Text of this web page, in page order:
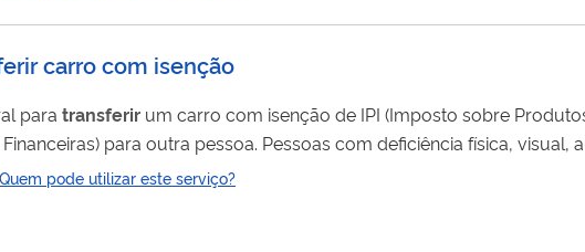
carro com isenção
para transferir um carro com isenção de IPI (Imposto sobre
Pessoas com deficiência física, visual, auditiva, mental
autista, e os motoristas profissionais (taxistas) têm direito a
pela Receita Federal se for realizada antes de 2 anos da
Quem pode utilizar este serviço?